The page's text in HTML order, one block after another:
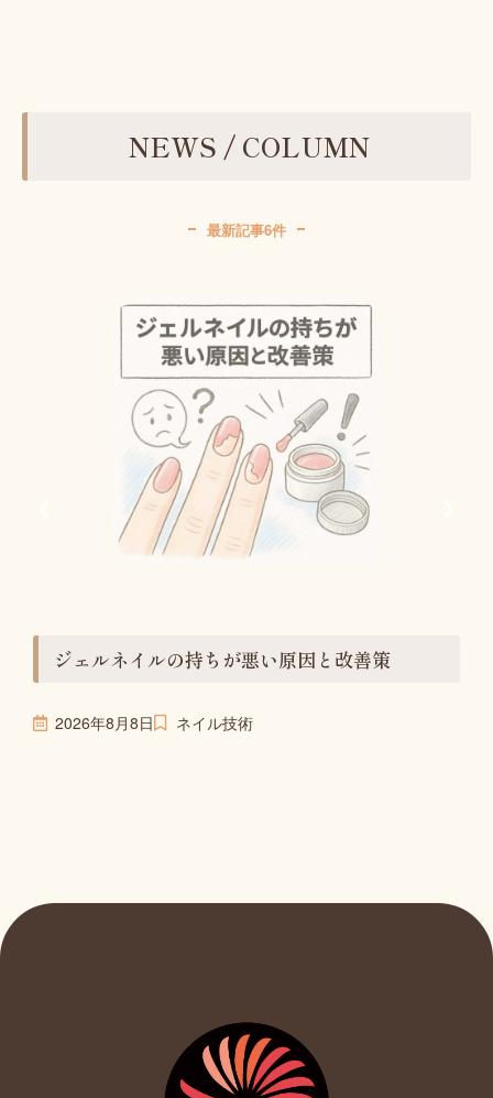
NEWS / COLUMN
最新記事6件
ジェルネイルの持ちが悪い原因と改善策
2026年8月8日 ネイル技術